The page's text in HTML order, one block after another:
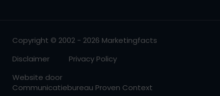
Copyright © 2002 - 2026 Marketingfacts
Disclaimer
Privacy Policy
Website door
Communicatiebureau Proven Context